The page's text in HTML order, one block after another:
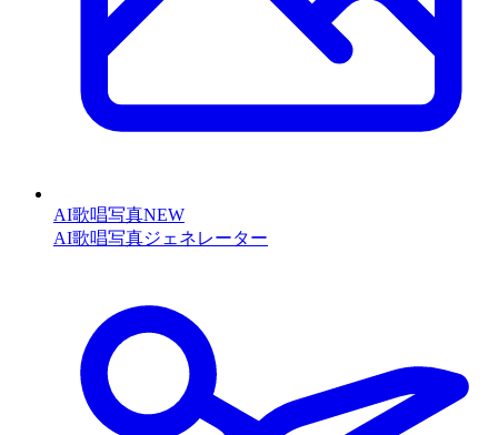
AI歌唱写真NEW
AI歌唱写真ジェネレーター